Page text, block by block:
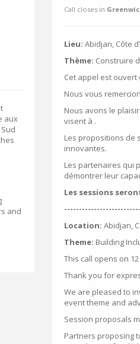
aux
and
Call closes in
Lieu: Abidjan, Côte
Thème: Construire
Cet appel est ouvert
Nous vous
Nous avons le
visent à .
Les propositions de
innovantes.
Les partenaires qui
démontrer leur
Les sessions
Location: Abidjan,
Theme: Building
This call opens on
Thank you for
We are pleased to
event theme and
Session proposals
Partners proposing